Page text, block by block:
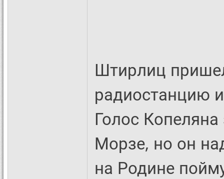
Штирлиц
радиостанцию
Голос
Морзе, но он
на Родине